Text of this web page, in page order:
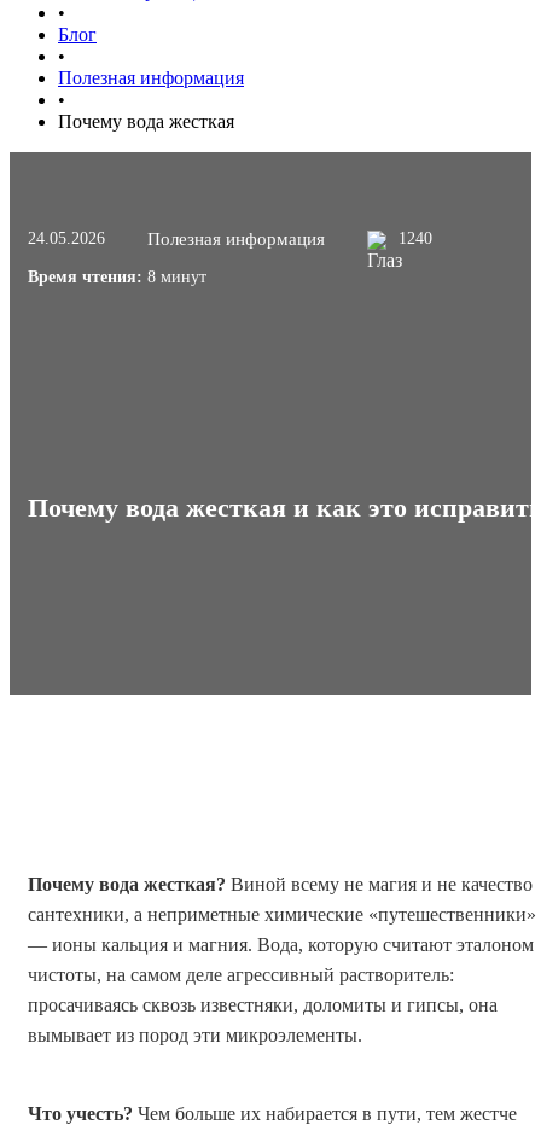
•
Блог
•
Полезная информация
•
Почему вода жесткая
24.05.2026 Полезная информация 1240
Время чтения: 8 минут
Почему вода жесткая и как это
Почему вода жесткая? Виной всему не магия и не качество
сантехники, а неприметные химические «путешественники»
— ионы кальция и магния. Вода, которую считают эталоном
чистоты, на самом деле агрессивный растворитель:
просачиваясь сквозь известняки, доломиты и гипсы, она
вымывает из пород эти микроэлементы.
Что учесть? Чем больше их набирается в пути, тем жестче